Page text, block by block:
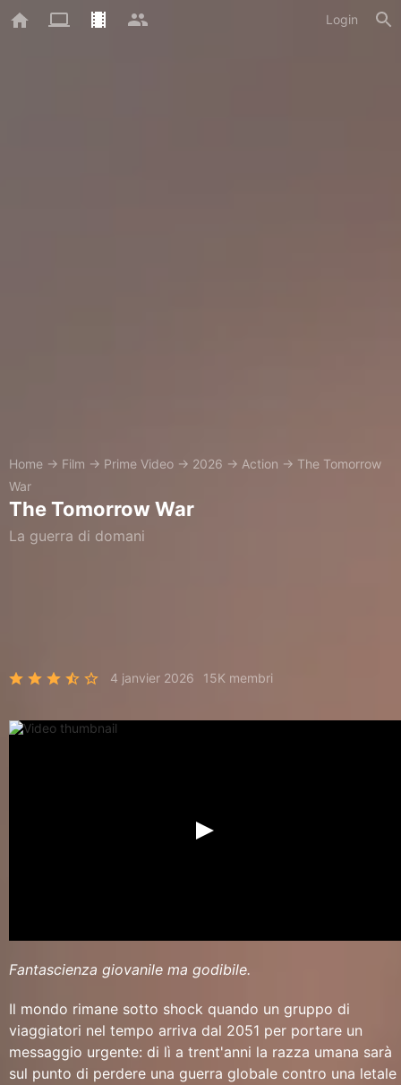
Login
Home → Film → Prime Video → 2026 → Action → The Tomorrow
War
The Tomorrow War
La guerra di domani
4 janvier 2026 15K membri
Fantascienza giovanile ma godibile.
Il mondo rimane sotto shock quando un gruppo di
viaggiatori nel tempo arriva dal 2051 per portare un
messaggio urgente: di lì a trent'anni la razza umana sarà
sul punto di perdere una guerra globale contro una letale